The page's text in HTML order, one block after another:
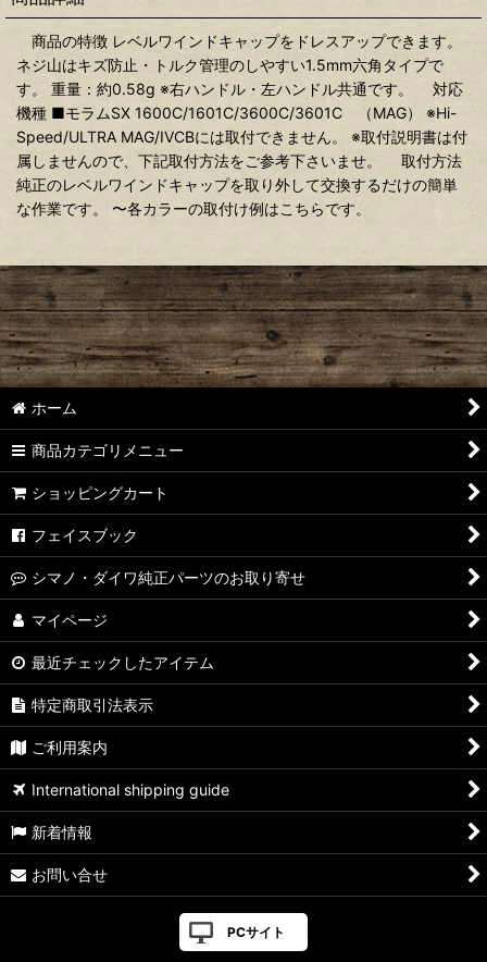
商品の特徴 レベルワインドキャップをドレスアップできます。
ネジ山はキズ防止・トルク管理のしやすい1.5mm六角タイプで
す。 重量：約0.58g ※右ハンドル・左ハンドル共通です。 対応
機種 ■モラムSX 1600C/1601C/3600C/3601C （MAG） ※Hi-
Speed/ULTRA MAG/IVCBには取付できません。 ※取付説明書は付
属しませんので、下記取付方法をご参考下さいませ。 取付方法
純正のレベルワインドキャップを取り外して交換するだけの簡単
な作業です。 〜各カラーの取付け例はこちらです。
ホーム
商品カテゴリメニュー
ショッピングカート
フェイスブック
シマノ・ダイワ純正パーツのお取り寄せ
マイページ
最近チェックしたアイテム
特定商取引法表示
ご利用案内
International shipping guide
新着情報
お問い合せ
PCサイト